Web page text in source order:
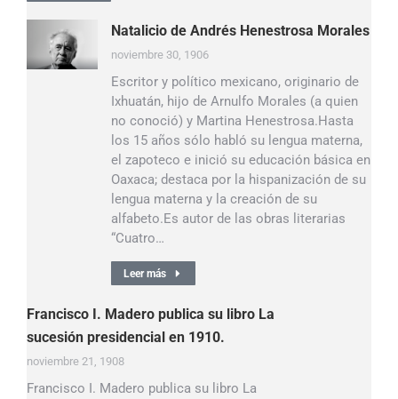
Natalicio de Andrés Henestrosa Morales
noviembre 30, 1906
Escritor y político mexicano, originario de
Ixhuatán, hijo de Arnulfo Morales (a quien
no conoció) y Martina Henestrosa.Hasta
los 15 años sólo habló su lengua materna,
el zapoteco e inició su educación básica en
Oaxaca; destaca por la hispanización de su
lengua materna y la creación de su
alfabeto.Es autor de las obras literarias
“Cuatro…
Leer más
Francisco I. Madero publica su libro La
sucesión presidencial en 1910.
noviembre 21, 1908
Francisco I. Madero publica su libro La